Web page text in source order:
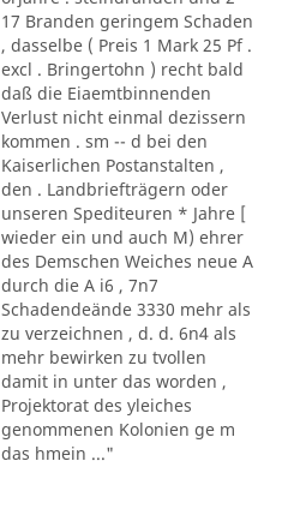
17 Branden geringem Schaden
, dasselbe ( Preis 1 Mark 25 Pf .
excl . Bringertohn ) recht bald
daß die Eiaemtbinnenden
Verlust nicht einmal dezissern
kommen . sm -- d bei den
Kaiserlichen Postanstalten ,
den . Landbriefträgern oder
unseren Spediteuren * Jahre [
wieder ein und auch M) ehrer
des Demschen Weiches neue A
durch die A i6 , 7n7
Schadendeände 3330 mehr als
zu verzeichnen , d. d. 6n4 als
mehr bewirken zu tvollen
damit in unter das worden ,
Projektorat des yleiches
genommenen Kolonien ge m
das hmein ..."